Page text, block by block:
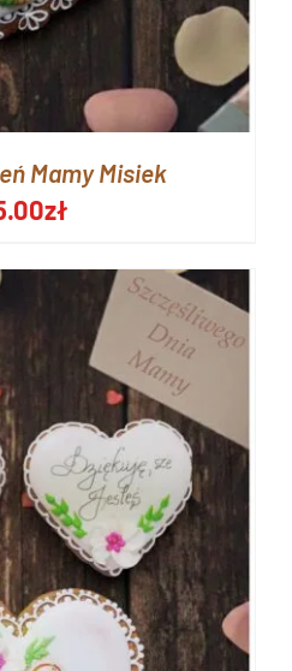
Mamy Misiek
zł